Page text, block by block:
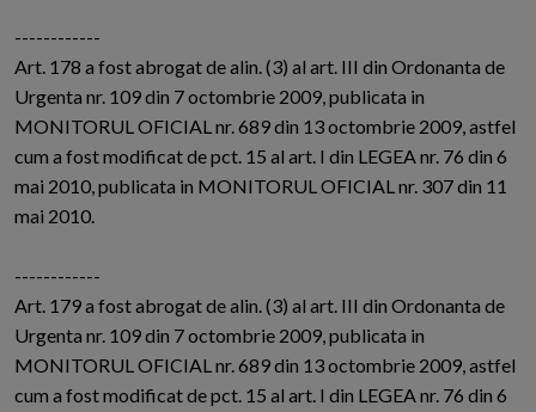
------------
Art. 178 a fost abrogat de alin. (3) al art. III din Ordonanta de
Urgenta nr. 109 din 7 octombrie 2009, publicata in
MONITORUL OFICIAL nr. 689 din 13 octombrie 2009, astfel
cum a fost modificat de pct. 15 al art. I din LEGEA nr. 76 din 6
mai 2010, publicata in MONITORUL OFICIAL nr. 307 din 11
mai 2010.
------------
Art. 179 a fost abrogat de alin. (3) al art. III din Ordonanta de
Urgenta nr. 109 din 7 octombrie 2009, publicata in
MONITORUL OFICIAL nr. 689 din 13 octombrie 2009, astfel
cum a fost modificat de pct. 15 al art. I din LEGEA nr. 76 din 6